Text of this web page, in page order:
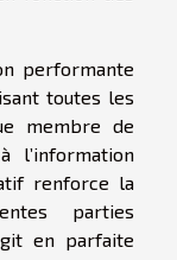
performante
toutes les
membre de
l’information
renforce la
parties
en parfaite